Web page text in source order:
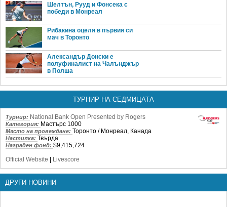
Шелтън, Рууд и Фонсека с
победи в Монреал
Рибакина оцеля в първия си
мач в Торонто
Александър Донски е
полуфиналист на Чалънджър
в Полша
ТУРНИР НА СЕДМИЦАТА
Турнир: National Bank Open Presented by Rogers
Категория: Мастърс 1000
Място на провеждане: Торонто / Монреал, Канада
Настилка: Твърда
Награден фонд: $9,415,724
Official Website | Livescore
ДРУГИ НОВИНИ